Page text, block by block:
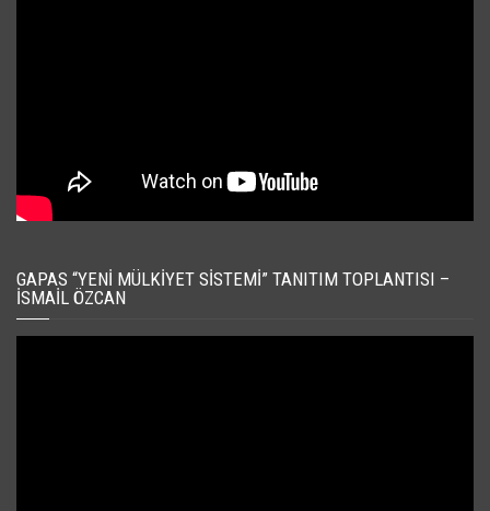
GAPAS “YENI MÜLKIYET SISTEMI” TANITIM TOPLANTISI –
İSMAIL ÖZCAN